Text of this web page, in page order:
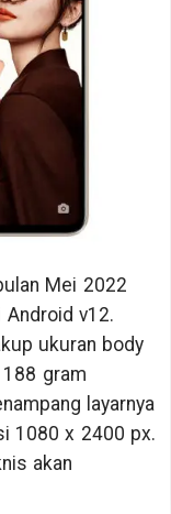
Mei 2022
v12.
ukuran body
gram
layarnya
1080 x 2400 px.
akan